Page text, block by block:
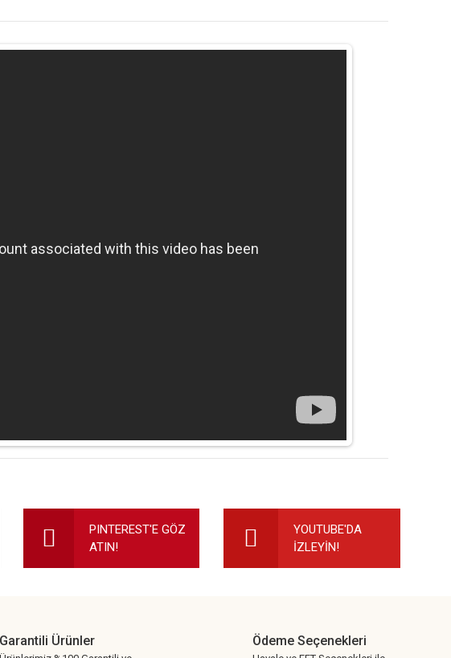
PINTEREST'E GÖZ
ATIN!
YOUTUBE'DA
İZLEYİN!
Garantili Ürünler Ödeme Seçenekleri